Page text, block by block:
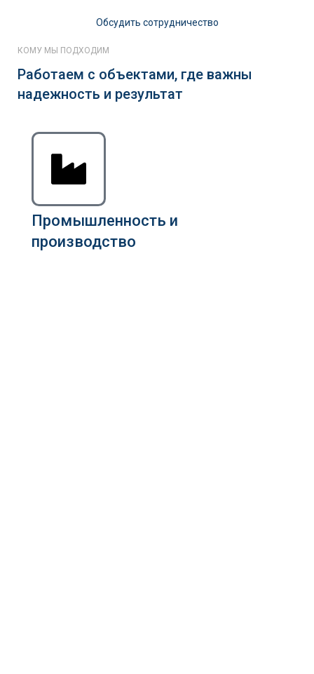
Обсудить сотрудничество
КОМУ МЫ ПОДХОДИМ
Работаем с объектами, где важны
надежность и результат
Промышленность и
производство